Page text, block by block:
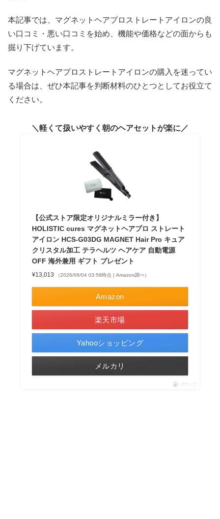
本記事では、マグネットヘアプロストレートアイロンの良
い口コミ・悪い口コミを始め、機能や価格などの面からも
掘り下げています。
マグネットヘアプロストレートアイロンの購入を迷ってい
る場合は、ぜひ本記事を判断材料のひとつとしてお役立て
ください。
軽くて扱いやすく朝のヘアセットが楽に
【公式ストア限定オリジナルミラー付き】
HOLISTIC cures マグネットヘアプロ ストレート
アイロン HCS-G03DG MAGNET Hair Pro キュア
クリスタル加工 テラヘルツ ヘアケア 自動電源
OFF 海外兼用 ギフト プレゼント
¥13,013 （2026/08/04 03:58時点 | Amazon調べ）
Amazon
楽天市場
Yahooショッピング
メルカリ
ポチップ